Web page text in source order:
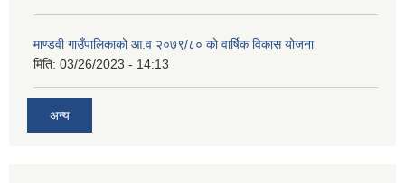
माण्डवी गाउँपालिकाको आ.व २०७९/८० को वार्षिक विकास योजना
मिति: 03/26/2023 - 14:13
अन्य